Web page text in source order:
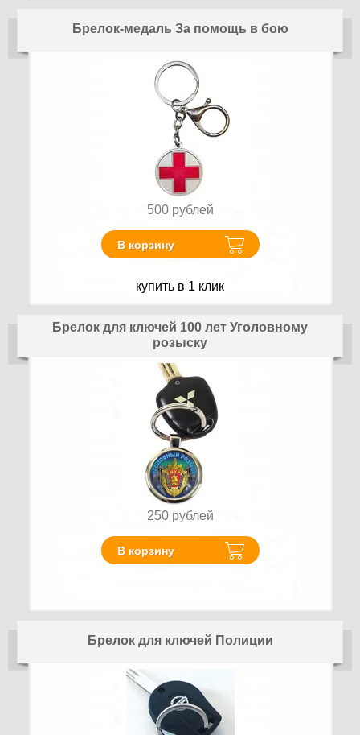
Брелок-медаль За помощь в бою
500 рублей
В корзину
купить в 1 клик
Брелок для ключей 100 лет Уголовному
розыску
250 рублей
В корзину
Брелок для ключей Полиции